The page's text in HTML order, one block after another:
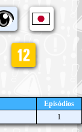
Episódios
1